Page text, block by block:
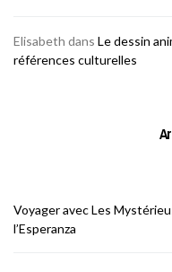
Elisabeth dans Le dessin
références culturelles
Voyager avec Les
l’Esperanza